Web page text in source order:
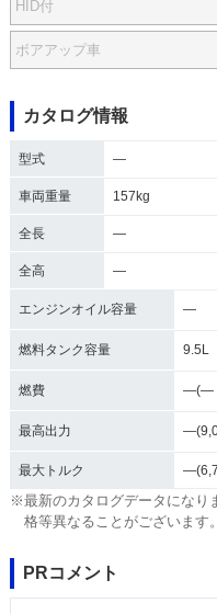
HID付
ボアアップ車
カタログ情報
型式 ―
車両重量 157kg
全長 ―
全高 ―
エンジンオイル容量 ―
燃料タンク容量 9.5L
燃費 ―(―
最高出力
最大トルク
※最新のカタログデータになり
格等異なることがございます
PRコメント